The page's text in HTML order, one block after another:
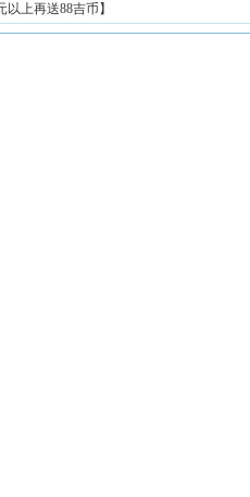
上再送88吉币】